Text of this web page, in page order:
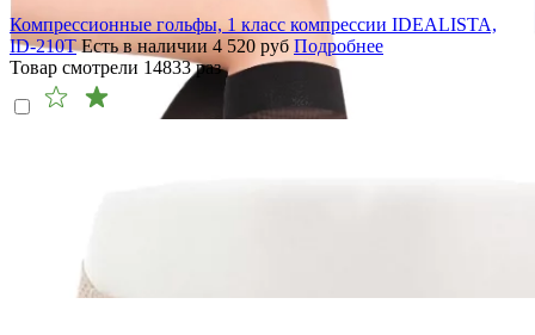
Компрессионные гольфы, 1 класс компрессии IDEALISTA,
ID-210T Есть в наличии 4 520 руб Подробнее
Товар смотрели 14833раз